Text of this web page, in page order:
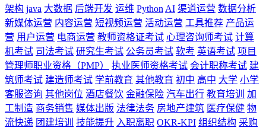
架构 java 大数据 后端开发 运维 Python AI 渠道运营 数据分析
新媒体运营 内容运营 短视频运营 活动运营 工具推荐 产品运
营 用户运营 电商运营 教师资格证考试 心理咨询师考试 计算
机考试 司法考试 研究生考试 公务员考试 软考 英语考试 项目
管理师职业资格（PMP）
执业医师资格考试 会计职称考试 建
筑师考试 建造师考试 学前教育 其他教育 初中 高中 大学 小学
客服咨询 其他岗位 酒店餐饮 金融保险 汽车出行 教育培训
加
工制造 商务销售 媒体出版 法律法务 房地产建筑 医疗保健 物
流快递 团建培训 技能提升 入职离职 OKR-KPI 组织结构 采购